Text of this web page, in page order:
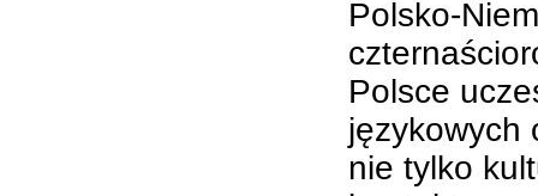
Polsko-
Polsce
językowych
nie tylko